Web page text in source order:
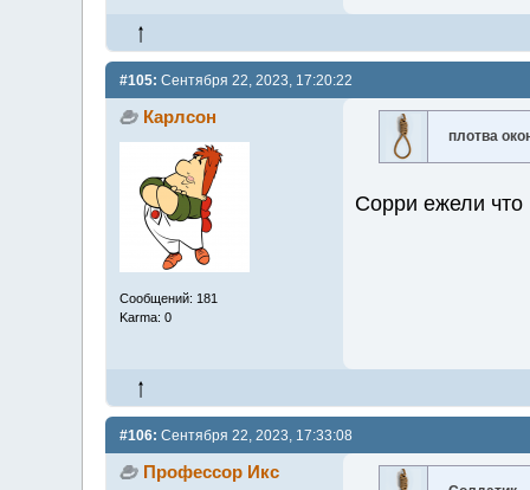
#105: Сентября 22, 2023, 17:20:22
Карлсон
Сообщений: 181
Karma: 0
плотва
Сорри ежели что
#106: Сентября 22, 2023, 17:33:08
Профессор Икс